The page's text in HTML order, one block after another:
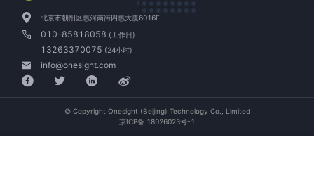
北京市朝阳区惠河南街四惠大厦6016E
010-85818058 (工作日)
13263370075 (24小时)
info@onesight.com
© Copyright Onesight (Beijing) Technology Co., Limited
京ICP备 18026023号-1